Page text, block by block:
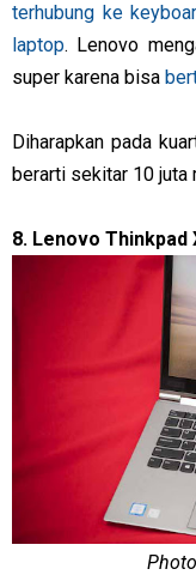
terhubung ke
laptop. Lenovo
super karena bisa
Diharapkan pada
berarti sekitar 10 juta
8. Lenovo Thinkpad